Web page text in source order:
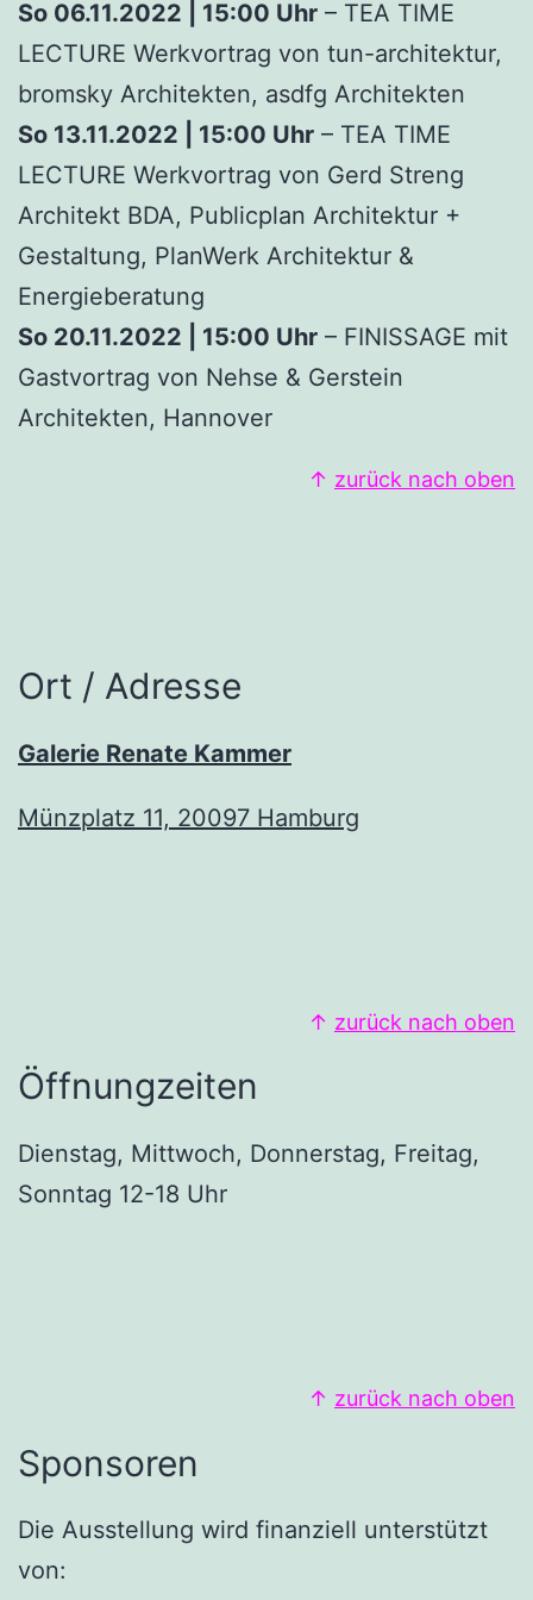
So 06.11.2022 | 15:00 Uhr – TEA TIME
LECTURE Werkvortrag von tun-architektur,
bromsky Architekten, asdfg Architekten
So 13.11.2022 | 15:00 Uhr – TEA TIME
LECTURE Werkvortrag von Gerd Streng
Architekt BDA, Publicplan Architektur +
Gestaltung, PlanWerk Architektur &
Energieberatung
So 20.11.2022 | 15:00 Uhr – FINISSAGE mit
Gastvortrag von Nehse & Gerstein
Architekten, Hannover
↑ zurück nach oben
Ort / Adresse
Galerie Renate Kammer
Münzplatz 11, 20097 Hamburg
↑ zurück nach oben
Öffnungzeiten
Dienstag, Mittwoch, Donnerstag, Freitag,
Sonntag 12-18 Uhr
↑ zurück nach oben
Sponsoren
Die Ausstellung wird finanziell unterstützt
von: